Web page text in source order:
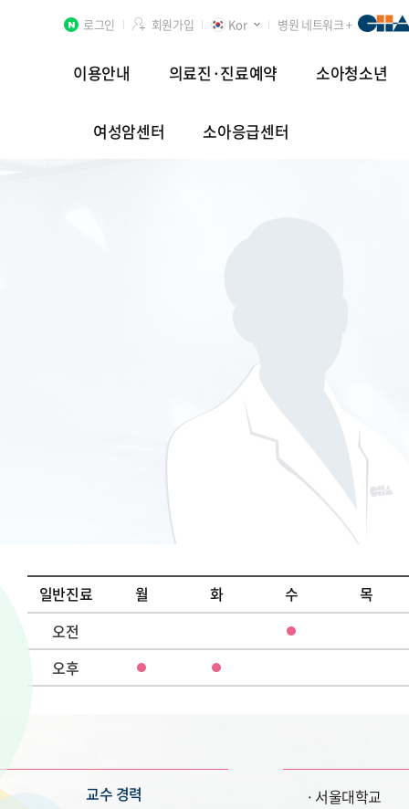
로그인 회원가입 Kor 병원 네트워크 +
이용안내 의료진·진료예약 소아청소년
여성암센터 소아응급센터
일반진료 월 화 수
목
오전
오후
교수 경력
서울대학교